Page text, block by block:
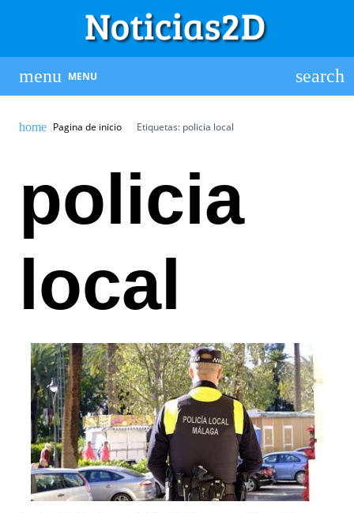
MENU
Pagina de inicio Etiquetas: policia local
policia
local